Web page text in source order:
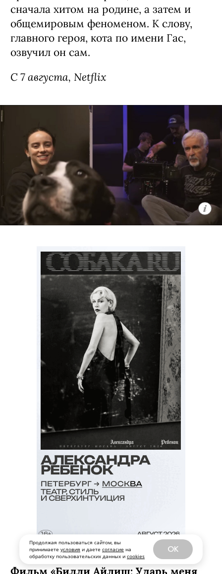
Продолжая пользоваться сайтом, вы
принимаете условия и даете согласие на
обработку пользовательских данных и cookies
OK
Сериал «Рики Джервейс: Уличные
коты» / Ricky Gervais Alley Cats,
премьера (18+)
Мультипликационная черная комедия
котов, которые ведут себя насколько
неполиткорректно и вызывающе,
настолько и обаятельно. Главное в
сериале — его создатель: Рики
Джервейс в свое время придумал
оригинальный «Офис», ставший
сначала хитом на родине, а затем и
общемировым феноменом. К слову,
главного героя, кота по имени Гас,
C 7 августа, Netflix